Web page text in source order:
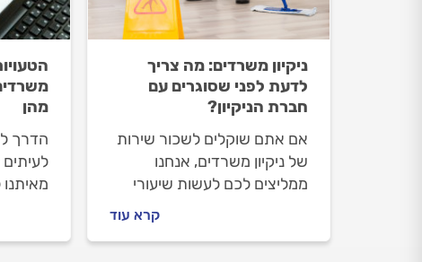
ניקיון משרדים: מה צריך
לדעת לפני שסוגרים עם
חברת הניקיון?
אם אתם שוקלים לשכור שירות
של ניקיון משרדים, אנחנו
ממליצים לכם לעשות שיעורי
ההחלטה הנכונה. במדריך הבא
נסביר מה חשוב לדעת לפני
קרא עוד
מהן
הדרך
חברת